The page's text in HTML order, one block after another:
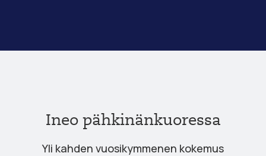
Ineo pähkinänkuoressa
Yli kahden vuosikymmenen kokemus